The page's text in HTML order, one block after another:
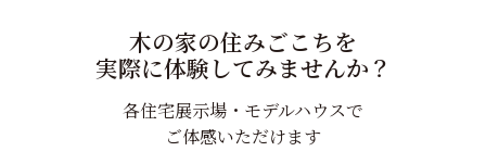
木の家の住みごこちを
実際に体験してみませんか？
各住宅展示場・モデルハウスで
ご体感いただけます